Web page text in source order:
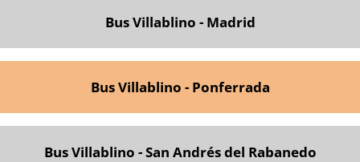
Bus Villablino - Madrid
Bus Villablino - Ponferrada
Bus Villablino - San Andrés del Rabanedo